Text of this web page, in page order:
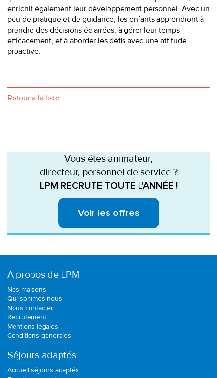
enrichit également leur développement personnel. Avec un
peu de pratique et de guidance, les enfants apprendront à
prendre des décisions éclairées, à gérer leur temps
efficacement, et à aborder les défis avec une attitude
proactive.
Retour a la liste
Vous êtes animateur,
directeur, personnel de service ?
LPM RECRUTE TOUTE L’ANNÉE !
Voir les offres
A propos de LPM
Nos maisons
Qui sommes-nous
Nous contacter
Recrutement
Mentions légales
Conditions générales
Séjours adaptés
Accueil séjours adaptés